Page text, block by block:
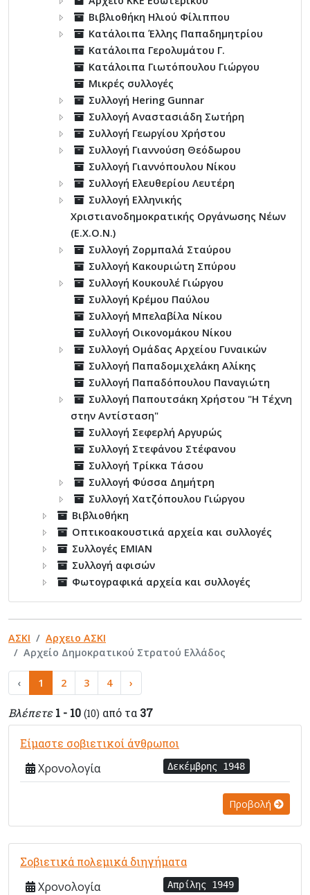
Βιβλιοθήκη Ηλιού Φίλιππου
Κατάλοιπα Έλλης Παπαδημητρίου
Κατάλοιπα Γερολυμάτου Γ.
Κατάλοιπα Γιωτόπουλου Γιώργου
Μικρές συλλογές
Συλλογή Hering Gunnar
Συλλογή Αναστασιάδη Σωτήρη
Συλλογή Γεωργίου Χρήστου
Συλλογή Γιαννούση Θεόδωρου
Συλλογή Γιαννόπουλου Νίκου
Συλλογή Ελευθερίου Λευτέρη
Συλλογή Ελληνικής
Χριστιανοδημοκρατικής Οργάνωσης Νέων
(Ε.Χ.Ο.Ν.)
Συλλογή Ζορμπαλά Σταύρου
Συλλογή Κακουριώτη Σπύρου
Συλλογή Κουκουλέ Γιώργου
Συλλογή Κρέμου Παύλου
Συλλογή Μπελαβίλα Νίκου
Συλλογή Οικονομάκου Νίκου
Συλλογή Ομάδας Αρχείου Γυναικών
Συλλογή Παπαδομιχελάκη Αλίκης
Συλλογή Παπαδόπουλου Παναγιώτη
Συλλογή Παπουτσάκη Χρήστου "Η Τέχνη
στην Αντίσταση"
Συλλογή Σεφερλή Αργυρώς
Συλλογή Στεφάνου Στέφανου
Συλλογή Τρίκκα Τάσου
Συλλογή Φύσσα Δημήτρη
Συλλογή Χατζόπουλου Γιώργου
Βιβλιοθήκη
Οπτικοακουστικά αρχεία και συλλογές
Συλλογές ΕΜΙΑΝ
Συλλογή αφισών
Φωτογραφικά αρχεία και συλλογές
ΑΣΚΙ
Αρχειο ΑΣΚΙ
Αρχείο Δημοκρατικού Στρατού Ελλάδος
‹ 1 2 3 4 ›
Βλέπετε 1 - 10 (10) από τα 37
Είμαστε σοβιετικοί άνθρωποι
Χρονολογία Δεκέμβρης 1948
Προβολή
Σοβιετικά πολεμικά διηγήματα
Χρονολογία Απρίλης 1949